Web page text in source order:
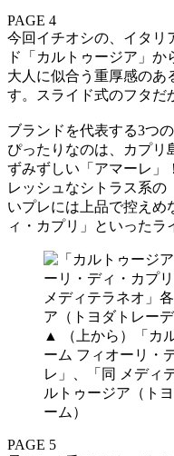
PAGE 4
今回イチオシの、イタリ
ド「カルトゥージア」か
大人に似合う重厚感のあ
す。スライド式のフタだ
ブランドを代表する3つ
ぴったりなのは、カプリ
ずみずしい「アマーレ」
レッシュなシトラス系の
いプレには上品で控えめ
ィ・カプリ」といったラ
▲ （上から）「カ
ーム フィオーリ・
レ」、「同 メディ
ルトゥージア（ト
ーム）
PAGE 5